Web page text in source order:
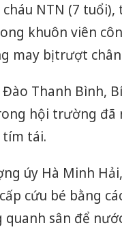
NTN (7 tuổi),
khuôn viên
may bị trượt
Thanh Bình,
hội trường đã
tím tái.
úy Hà Minh
cứu bé bằng
quanh sân để